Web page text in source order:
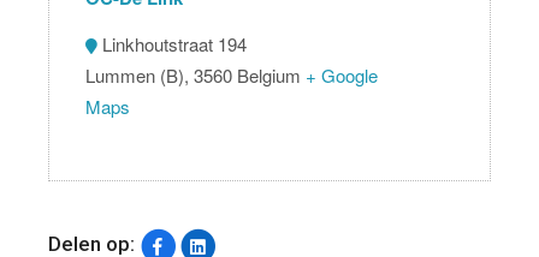
Linkhoutstraat 194
Lummen (B), 3560 Belgium + Google
Maps
Delen op: